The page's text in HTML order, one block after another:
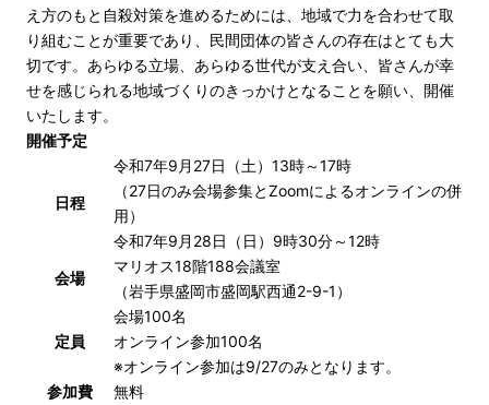
え方のもと自殺対策を進めるためには、地域で力を合わせて取
り組むことが重要であり、民間団体の皆さんの存在はとても大
切です。あらゆる立場、あらゆる世代が支え合い、皆さんが幸
せを感じられる地域づくりのきっかけとなることを願い、開催
いたします。
開催予定
日程
令和7年9月27日（土）13時～17時
（27日のみ会場参集とZoomによるオンラインの併
用）
令和7年9月28日（日）9時30分～12時
会場
マリオス18階188会議室
（岩手県盛岡市盛岡駅西通2-9-1）
定員
会場100名
オンライン参加100名
※オンライン参加は9/27のみとなります。
参加費
無料